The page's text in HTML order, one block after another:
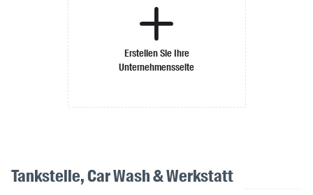
Erstellen Sie Ihre
Unternehmensseite
Tankstelle, Car Wash & Werkstatt